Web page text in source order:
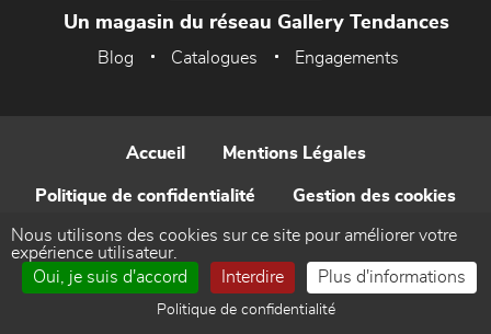
Un magasin du réseau Gallery Tendances
Blog Catalogues Engagements
Accueil Mentions Légales
Politique de confidentialité Gestion des cookies
Contact
Réalisé par WEB Enseignes
Nous utilisons des cookies sur ce site pour améliorer votre
expérience utilisateur.
Oui, je suis d'accord
Interdire Plus d'informations
Politique de confidentialité